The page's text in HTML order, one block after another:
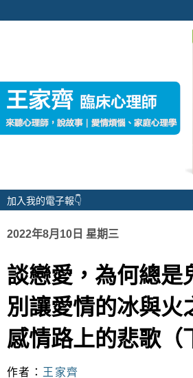
2022年8月10日 星期三
談戀愛，為何總是
別讓愛情的冰與火
感情路上的悲歌（
作者： 王家齊